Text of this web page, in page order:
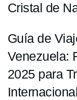
Cristal de
Guía de
Venezuela:
2025 para